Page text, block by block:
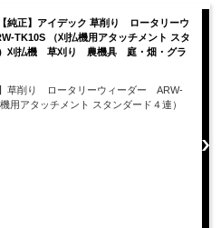
【純正】アイデック 草削り ロータリーウ
TK10S （刈払機用アタッチメント スタ
）刈払機 草刈り 農機具 庭・畑・グラ
】草削り ロータリーウィーダー ARW-
用アタッチメント スタンダード４連）